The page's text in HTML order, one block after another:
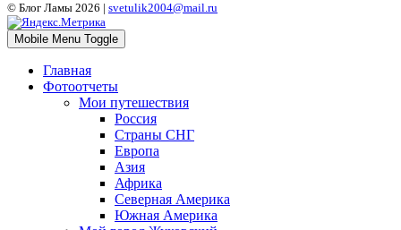
© Блог Ламы 2026 | svetulik2004@mail.ru
Mobile Menu Toggle
Главная
Фотоотчеты
Мои путешествия
Россия
Страны СНГ
Европа
Азия
Африка
Северная Америка
Южная Америка